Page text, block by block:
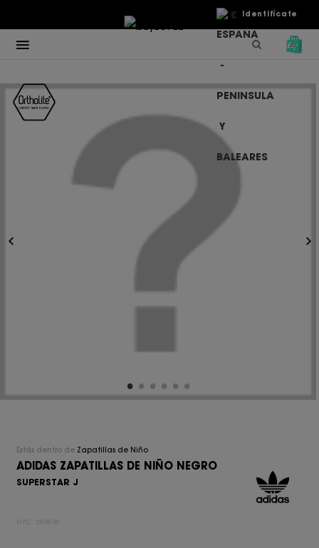
Identifícate
€
Estás dentro de Zapatillas de Niño
ADIDAS ZAPATILLAS DE NIÑO NEGRO
SUPERSTAR J
UPC: 209939